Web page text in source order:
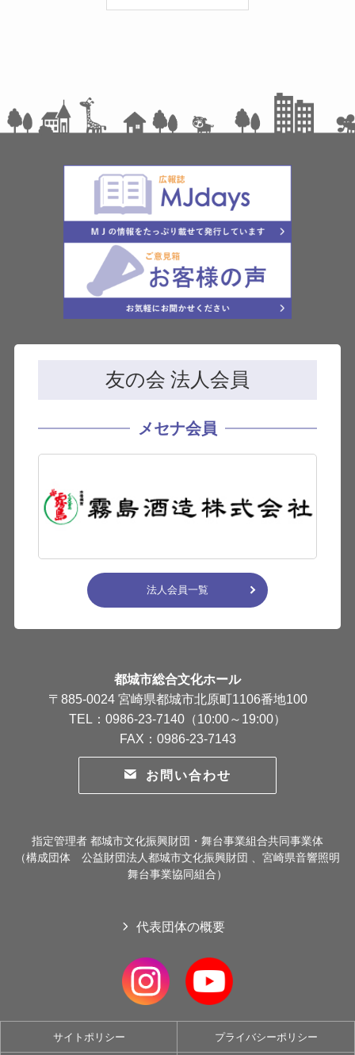
友の会 法人会員
メセナ会員
法人会員一覧
都城市総合文化ホール
〒885-0024 宮崎県都城市北原町1106番地100
TEL：0986-23-7140（10:00～19:00）
FAX：0986-23-7143
お問い合わせ
指定管理者 都城市文化振興財団・舞台事業組合共同事業体
（構成団体 公益財団法人都城市文化振興財団 、宮崎県音響照明
舞台事業協同組合）
代表団体の概要
サイトポリシー プライバシーポリシー